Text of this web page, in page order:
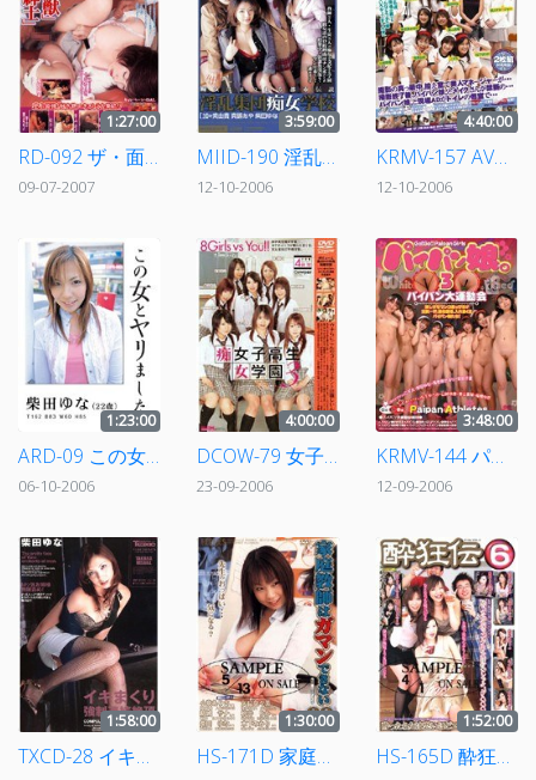
1:27:00
RD-092 ザ・面接 VOL.89 スーパースペシャル 熟女の「淫獣」 僕らの「紳士」
09-07-2007
3:59:00
MIID-190 淫乱集団痴女学校
12-10-2006
4:40:00
KRMV-157 AV撮影現場の裏側全て見せます！ 盗撮！激撮！ 裏パイパン大運動会
12-10-2006
1:23:00
ARD-09 この女とヤリました。 柴田ゆな
06-10-2006
4:00:00
DCOW-79 女子校生痴女学園 3
23-09-2006
3:48:00
KRMV-144 パイパン娘。3 パイパン大運動会
12-09-2006
1:58:00
TXCD-28 イキまくり強制連続絶頂 柴田ゆな
1:30:00
HS-171D 家庭教師はガマンできない 22
1:52:00
HS-165D 酔狂伝 6